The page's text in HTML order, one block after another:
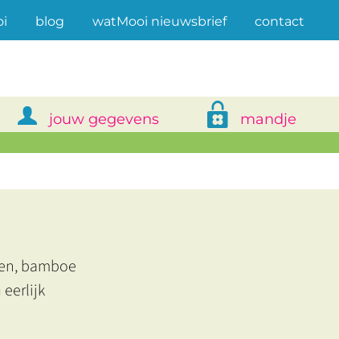
(current)
blog watMooi nieuwsbrief contact
jouw gegevens mandje
bamboe
eerlijk